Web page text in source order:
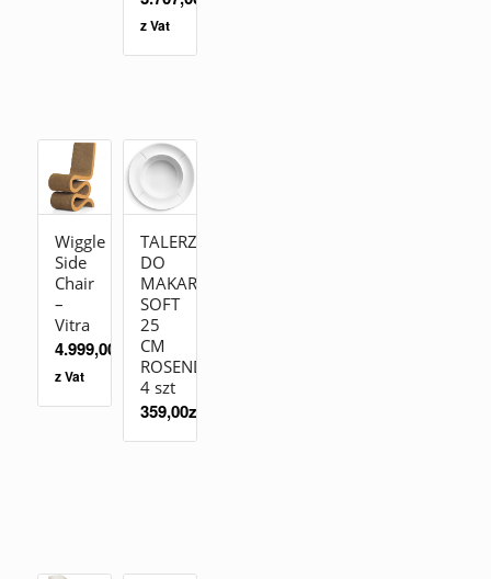
z Vat
Wiggle
Side
Chair
–
Vitra
4.999,00
z Vat
TALERZ
DO
MAKARONU
SOFT
25
CM
ROSENDAHL
4 szt
359,00zł